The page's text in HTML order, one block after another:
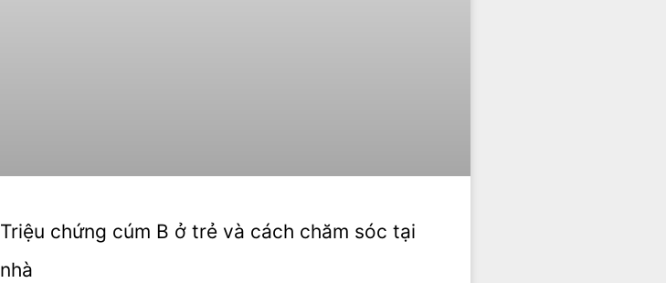
Triệu chứng cúm B ở trẻ và cách chăm sóc tại
nhà